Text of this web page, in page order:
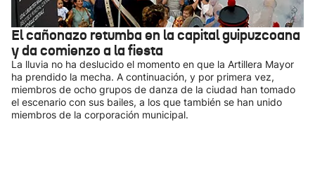
El cañonazo retumba en la capital guipuzcoana
y da comienzo a la fiesta
La lluvia no ha deslucido el momento en que la Artillera Mayor
ha prendido la mecha. A continuación, y por primera vez,
miembros de ocho grupos de danza de la ciudad han tomado
el escenario con sus bailes, a los que también se han unido
miembros de la corporación municipal.